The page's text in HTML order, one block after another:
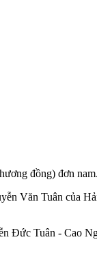
đồng) đơn nam.
Văn Tuân của
Đức Tuân - Cao